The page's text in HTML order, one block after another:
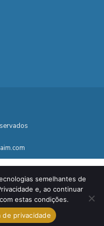
semelhantes de
e, ao continuar
estas condições.
de privacidade